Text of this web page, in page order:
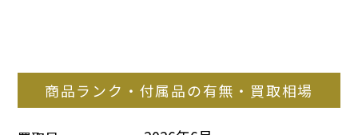
商品ランク・付属品の有無・買取相場